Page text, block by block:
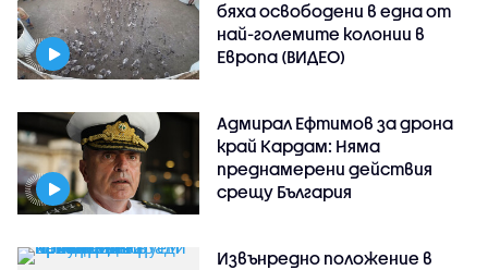
бяха освободени в една от
най-големите колонии в
Европа (ВИДЕО)
Адмирал Ефтимов за дрона
край Кардам: Няма
преднамерени действия
срещу България
Извънредно положение в